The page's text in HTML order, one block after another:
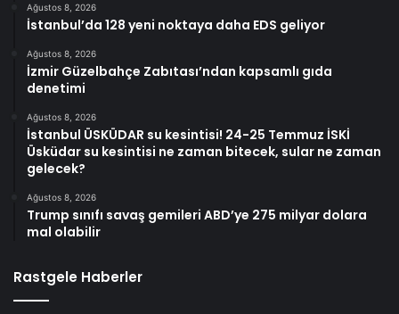
Ağustos 8, 2026
İstanbul’da 128 yeni noktaya daha EDS geliyor
Ağustos 8, 2026
İzmir Güzelbahçe Zabıtası’ndan kapsamlı gıda
denetimi
Ağustos 8, 2026
İstanbul ÜSKÜDAR su kesintisi! 24-25 Temmuz İSKİ
Üsküdar su kesintisi ne zaman bitecek, sular ne zaman
gelecek?
Ağustos 8, 2026
Trump sınıfı savaş gemileri ABD’ye 275 milyar dolara
mal olabilir
Rastgele Haberler